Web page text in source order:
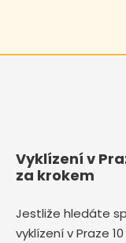
Vyklízení v
za krokem
Jestliže hledáte
vyklízení v Praze